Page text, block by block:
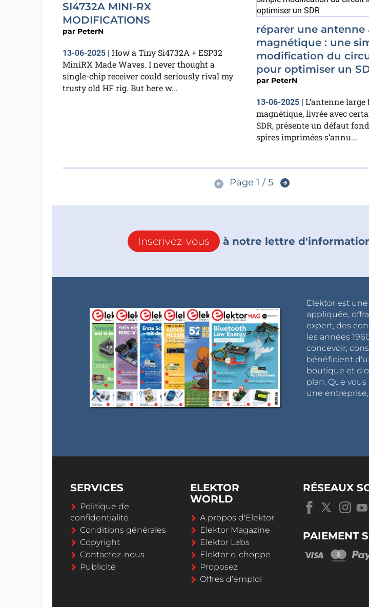
SI4732A MINI-RX
MODIFICATIONS
par PeterN
13-06-2025| How a Tiny Si4732A + ESP32
MiniRX Made Waves. I never thought a
single-chip receiver could seriously rival my
trusty old HF rig. But here w...
réparer une antenne
magnétique : une
modification du
pour optimiser un
par PeterN
13-06-2025 | L’antenne
magnétique, livrée avec
SDR, présente un défaut
spires imprimées s’annu...
Page 1 / 5
Inscrivez-vous à notre lettre
Elektor est
appliquée,
expert, des
les années
concevoir,
bénéficient
boutique et
plan. Que
une
SERVICES
Politique de
confidentialité
Conditions générales
Copyright
Contactez-nous
Publicité
ELEKTOR
WORLD
A propos d'Elektor
Elektor Magazine
Elektor Labs
Elektor e-choppe
Proposez
Offres d’emploi
RÉSEAUX
PAIEMENT